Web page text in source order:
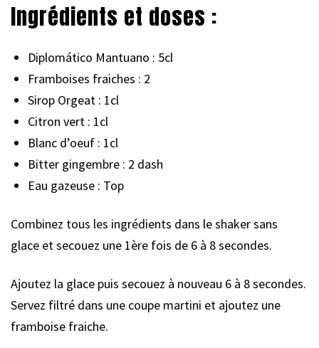
Ingrédients et doses :
Diplomático Mantuano : 5cl
Framboises fraiches : 2
Sirop Orgeat : 1cl
Citron vert : 1cl
Blanc d’oeuf : 1cl
Bitter gingembre : 2 dash
Eau gazeuse : Top
Combinez tous les ingrédients dans le shaker sans
glace et secouez une 1ère fois de 6 à 8 secondes.
Ajoutez la glace puis secouez à nouveau 6 à 8 secondes.
Servez filtré dans une coupe martini et ajoutez une
framboise fraiche.